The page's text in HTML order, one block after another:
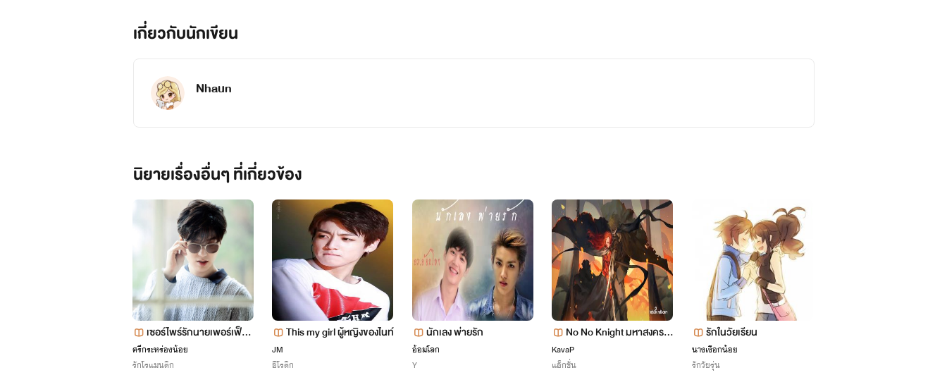
เสือจากัวร์ : นันทกาน ฮาดีล
ฟิลม์ อายุ 17 เกรด 12
เป็นคนที่เงียบนิ่งแต่เป็นคนใจอ่อนง่ายมีความถนัดทางด้าน ศิลปะการออกแบบเป็นคนโลก
ส่วนตัวสูงเพื่อนในแก้งค์เคารพการตัดสินใจของเธอและเป็นคนมั่นใจในตัวเองแบบไม่แสดง
ออกเป็นลุกเจ้าของโรงเรียนและโรงแรมระดับห้าดาวในทั่วทุกมุมโลก
สูง 175 น้ำหนัก 45กิโรกรัม ไทย-เยอรมัน
เกี่ยวกับนักเขียน
Nhaun
นิยายเรื่องอื่นๆ ที่เกี่ยวข้อง
เซอร์ไพร์รักนายเพอร์เฟ็ก 1
8++
ศรีกระหร่องน้อย
รักโรแมนติก
ํัThis my girl ผู้หญิงของไนท์
JM
อีโรติก
นักเลง พ่ายรัก
อ้อมโลก
Y
No No Knight มหาสงครา
มล่าล้างปฐพี (จบแล้ว)
KavaP
แอ็กชั่น
รักในวัยเรียน
นางเงือกน้อย
รักวัยรุ่น